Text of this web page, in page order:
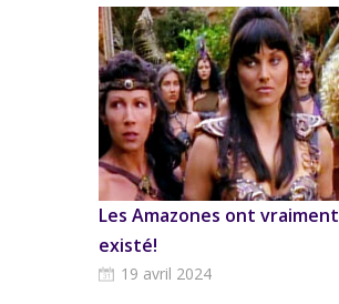
Les Amazones ont vraiment
existé!
19 avril 2024